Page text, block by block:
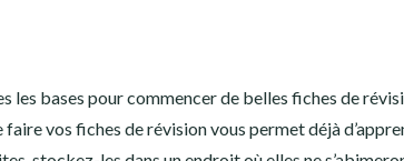
les bases pour commencer de belles fiches de
vos fiches de révision vous permet déjà